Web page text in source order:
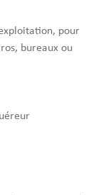
pour
bureaux ou